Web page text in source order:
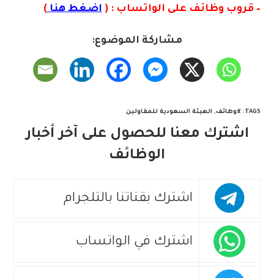
– قروب وظائف على الواتساب : ( اضغط هنا )
مشاركة الموضوع:
TAGS
: #وظائف, الهيئة السعودية للمقاولين
اشترك معنا للحصول على آخر أخبار
الوظائف
اشترك بقناتنا بالتلجرام
اشترك في الواتساب